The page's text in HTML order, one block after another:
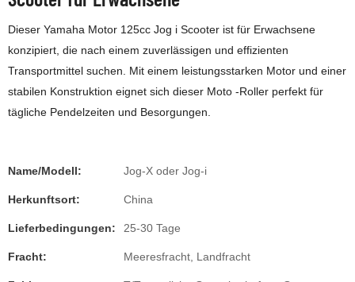
Dieser Yamaha Motor 125cc Jog i Scooter ist für Erwachsene
konzipiert, die nach einem zuverlässigen und effizienten
Transportmittel suchen. Mit einem leistungsstarken Motor und einer
stabilen Konstruktion eignet sich dieser Moto -Roller perfekt für
tägliche Pendelzeiten und Besorgungen.
Name/Modell: Jog-X oder Jog-i
Herkunftsort: China
Lieferbedingungen: 25-30 Tage
Fracht: Meeresfracht, Landfracht